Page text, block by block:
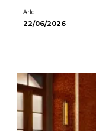
Arte
22/06/2026